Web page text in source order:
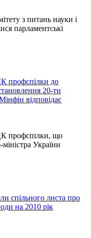
з питань науки і
парламентські
профспілки до
20-ти
відповідає
профспілки, що
України
спільного листа про
на 2010 рік